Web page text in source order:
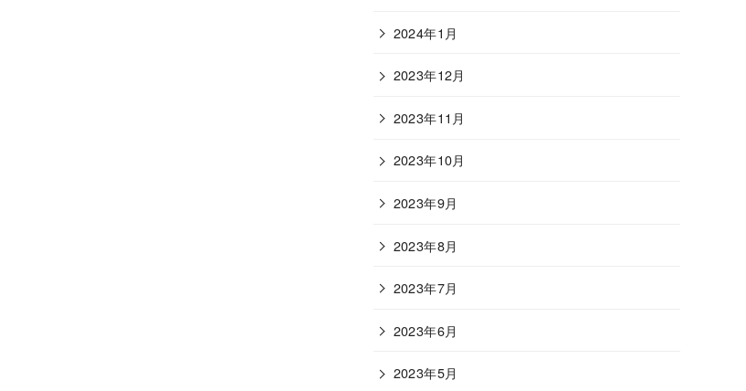
2024年1月
2023年12月
2023年11月
2023年10月
2023年9月
2023年8月
2023年7月
2023年6月
2023年5月